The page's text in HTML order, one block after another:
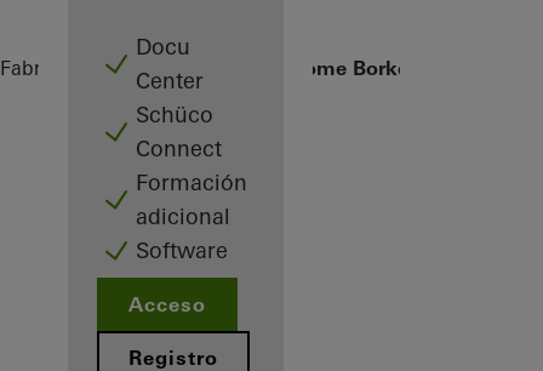
Docu
Center
Schüco
Connect
Formación
adicional
Software
Acceso
Registro
FabricantesReferencias Private Home Borken